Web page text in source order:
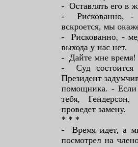
- Оставлять его в
- Рискованно, -
вскроется, мы
- Рискованно, -
выхода у нас нет.
- Дайте мне время!
- Суд состоится
Президент
помощника. - Если
тебя, Гендерсон,
проведет замену.
* * *
- Время идет, а
посмотрел на